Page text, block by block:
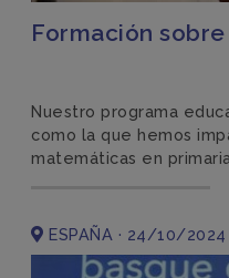
Formación
Nuestro programa
como la que hemos
matemáticas en
ESPAÑA · 24/10/2024